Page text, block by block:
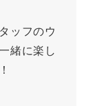
ッフのウ
緒に楽し